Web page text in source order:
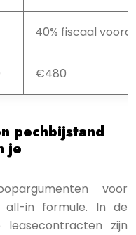
40% fiscaal
€480
pechbijstand
je
voor
all-in formule. In de
leasecontracten zijn